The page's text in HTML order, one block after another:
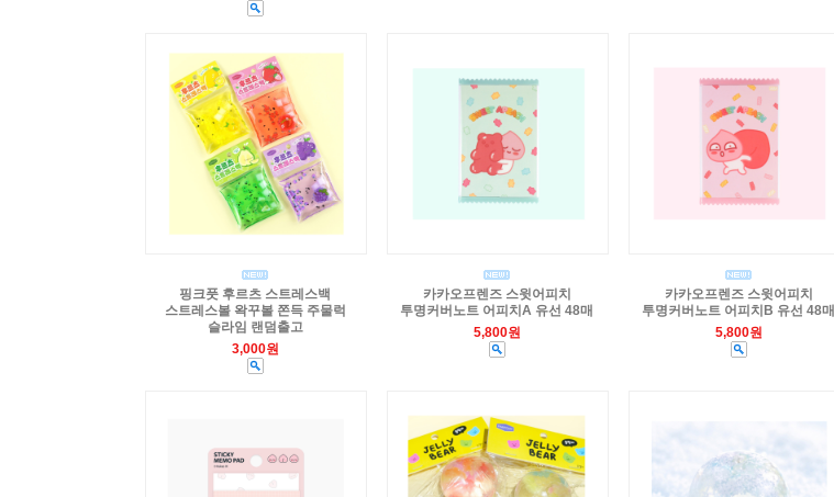
핑크풋 후르츠 스트레스백
스트레스볼 왁꾸볼 쫀득 주물럭
슬라임 랜덤출고
3,000원
카카오프렌즈 스윗어피치
투명커버노트 어피치A 유선 48매
5,800원
카카오프렌즈 스윗어피치
투명커버노트 어피치B 유선 48매
5,800원